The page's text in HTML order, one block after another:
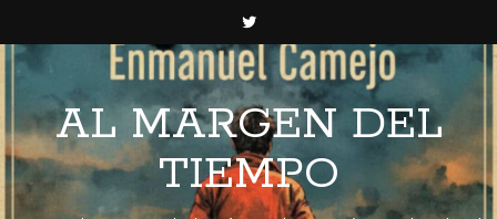
AL MARGEN DEL
TIEMPO